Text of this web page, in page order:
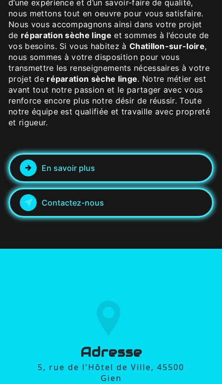
d’une expérience et d’un savoir-faire de qualité,
nous mettons tout en oeuvre pour vous satisfaire.
Nous vous accompagnons ainsi dans votre projet
de réparation sèche linge et sommes à l’écoute de
vos besoins. Si vous habitez à Chatillon-sur-loire,
nous sommes à votre disposition pour vous
transmettre les renseignements nécessaires à votre
projet de réparation sèche linge. Notre métier est
avant tout notre passion et le partager avec vous
renforce encore plus notre désir de réussir. Toute
notre équipe est qualifiée et travaille avec propreté
et rigueur.
En savoir plus
Contactez-nous
Adresse
5, rue de l'Hôtel de Ville, 45500
Gien